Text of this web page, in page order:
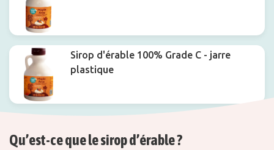
Sirop d'érable 100% Grade C - jarre
plastique
Qu’est-ce que le sirop d’érable ?